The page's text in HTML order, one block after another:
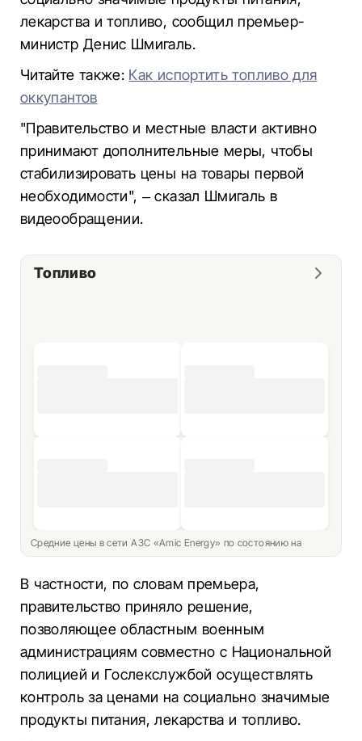
лекарства и топливо, сообщил премьер-
министр Денис Шмигаль.
Читайте также: Как испортить топливо для
оккупантов
"Правительство и местные власти активно
принимают дополнительные меры, чтобы
стабилизировать цены на товары первой
необходимости", – сказал Шмигаль в
видеообращении.
Топливо
Средние цены в сети АЗС «Amic Energy» по состоянию на
В частности, по словам премьера,
правительство приняло решение,
позволяющее областным военным
администрациям совместно с Национальной
полицией и Гослекслужбой осуществлять
контроль за ценами на социально значимые
продукты питания, лекарства и топливо.